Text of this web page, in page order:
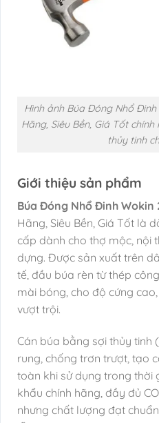
Hình ảnh Búa Đóng Nhổ Đinh
Hãng, Siêu Bền, Giá Tốt
thủy tinh
Giới thiệu sản phẩm
Búa Đóng Nhổ Đinh Wokin
Hãng, Siêu Bền, Giá Tốt là
cấp dành cho thợ mộc, nội
dựng. Được sản xuất trên
tế, đầu búa rèn từ thép
mài bóng, cho độ cứng
vượt trội.
Cán búa bằng sợi thủy tinh
rung, chống trơn trượt, tạo
toàn khi sử dụng trong thời
khẩu chính hãng, đầy đủ
nhưng chất lượng đạt